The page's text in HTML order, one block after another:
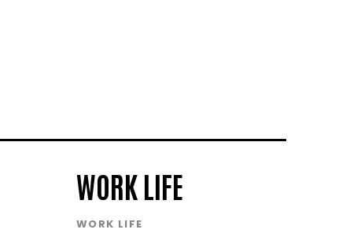
WORK LIFE
WORK LIFE